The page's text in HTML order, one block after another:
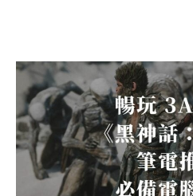
暢
玩
3A
大
《黑